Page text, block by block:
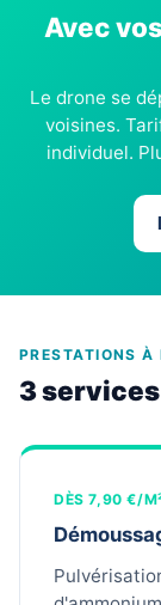
Avec
Le drone se
voisines.
individuel.
PRESTATIONS À
3
DÈS 7,90 €/